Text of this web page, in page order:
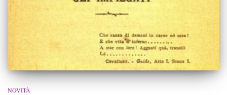
NOVITÀ